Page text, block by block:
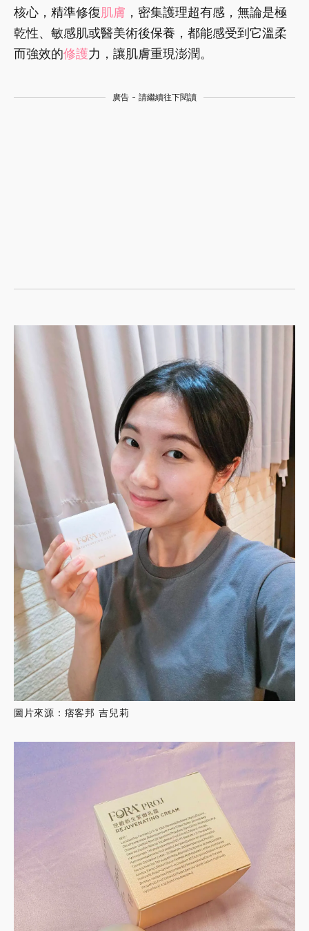
核心，精準修復 肌膚 ，密集護理超有感，無論是極
乾性、敏感肌或醫美術後保養，都能感受到它溫柔
而強效的修護力，讓肌膚重現澎潤。
廣告 - 請繼續往下閱讀
圖片來源：痞客邦 吉兒莉